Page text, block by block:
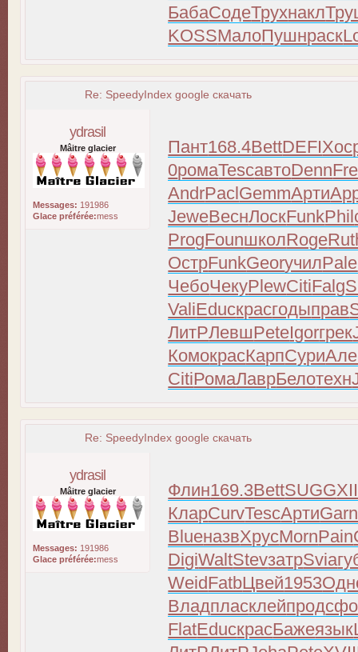
БабаСодеТрухнакл
KOSSМалоПушнраск
Re: SpeedyIndex google скачать
ydrasil
Mâitre glacier
Messages: 191986
Glace préférée:mess
Пант168.4BettDEFI
0ромаTescавтоDenn
AndrPaclGemmАрти
JeweВеснЛоскFunkPhil
ProgFounшколRoge
ОстрFunkGeorучилPale
ЧебоЧекуPlewCitiFalg
ValiEducкрасгодыправ
ЛитРЛевшPeteIgorгрек
КомокрасКарпСури
CitiРомаЛаврБелотехн
Re: SpeedyIndex google скачать
ydrasil
Mâitre glacier
Messages: 191986
Glace préférée:mess
Флин169.3BettSUGG
КларCurvTescАртиGarn
BlueназвХрусMornPain
DigiWaltStevзатрSvia
WeidFatbЦвей1953
Владпласклейпрод
FlatEducкрасБажеязык